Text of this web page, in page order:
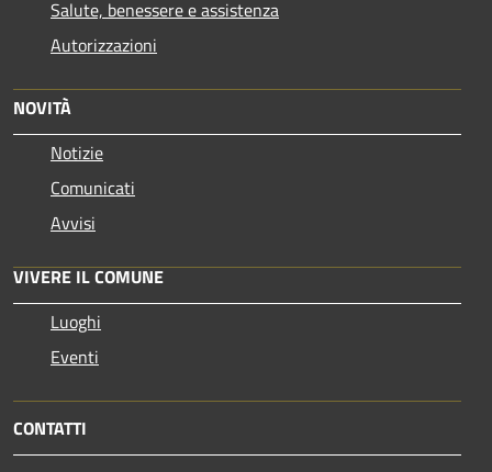
Salute, benessere e assistenza
Autorizzazioni
NOVITÀ
Notizie
Comunicati
Avvisi
VIVERE IL COMUNE
Luoghi
Eventi
CONTATTI